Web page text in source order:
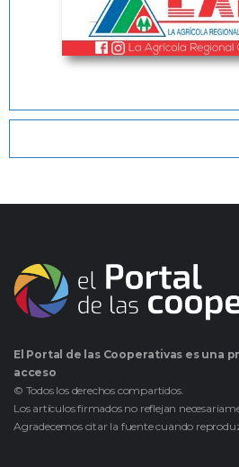
El Portal de las Cooperativas es una
acceso
© Todos los derechos compartidos.
Los artículos firmados no reflejan
Agradecemos citar la fuente cuando